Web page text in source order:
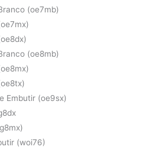
(oe7mb)
(oe8mb)
Embutir (oe9sx)
(woi76)